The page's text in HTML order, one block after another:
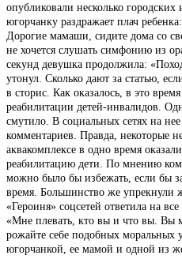
опубликовали несколько
югорчанку раздражает плач
Дорогие мамаши, сидите дома со
не хочется слушать симфонию из
секунд девушка продолжила:
утонул. Сколько дают за статью,
в сторис. Как оказалось, в это
реабилитации детей-инвалидов.
смутило. В социальных сетях на
комментариев. Правда, некоторые
аквакомплексе в одно время
реабилитацию дети. По мнению
можно было бы избежать, если бы
время. Большинство же упрекнули
«Героиня» соцсетей ответила на
«Мне плевать, кто вы и что вы. Вы
рожайте себе подобных моральных
югорчанкой, ее мамой и одной из